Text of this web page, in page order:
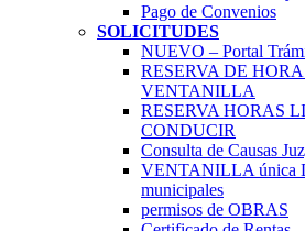
Pago de Convenios
SOLICITUDES
NUEVO – Portal
RESERVA DE
VENTANILLA
RESERVA HORAS
CONDUCIR
Consulta de Causas
VENTANILLA única
municipales
permisos de OBRAS